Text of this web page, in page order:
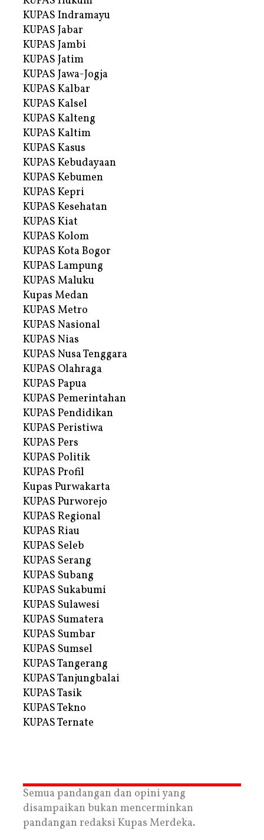
KUPAS Indramayu
KUPAS Jabar
KUPAS Jambi
KUPAS Jatim
KUPAS Jawa-Jogja
KUPAS Kalbar
KUPAS Kalsel
KUPAS Kalteng
KUPAS Kaltim
KUPAS Kasus
KUPAS Kebudayaan
KUPAS Kebumen
KUPAS Kepri
KUPAS Kesehatan
KUPAS Kiat
KUPAS Kolom
KUPAS Kota Bogor
KUPAS Lampung
KUPAS Maluku
Kupas Medan
KUPAS Metro
KUPAS Nasional
KUPAS Nias
KUPAS Nusa Tenggara
KUPAS Olahraga
KUPAS Papua
KUPAS Pemerintahan
KUPAS Pendidikan
KUPAS Peristiwa
KUPAS Pers
KUPAS Politik
KUPAS Profil
Kupas Purwakarta
KUPAS Purworejo
KUPAS Regional
KUPAS Riau
KUPAS Seleb
KUPAS Serang
KUPAS Subang
KUPAS Sukabumi
KUPAS Sulawesi
KUPAS Sumatera
KUPAS Sumbar
KUPAS Sumsel
KUPAS Tangerang
KUPAS Tanjungbalai
KUPAS Tasik
KUPAS Tekno
KUPAS Ternate
Semua pandangan dan opini yang
disampaikan bukan mencerminkan
pandangan redaksi Kupas Merdeka.